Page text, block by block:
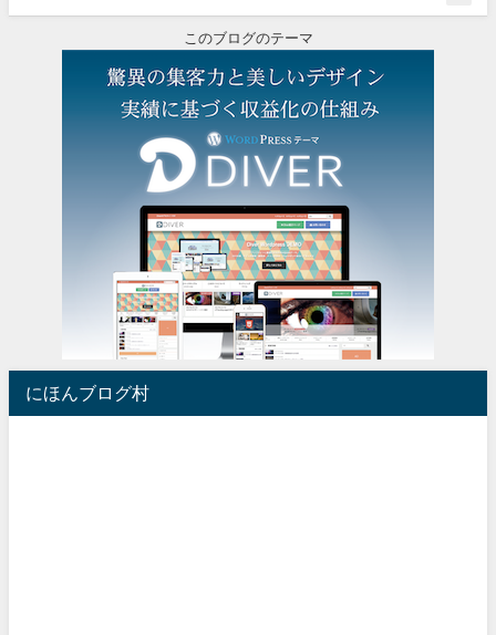
このブログのテーマ
にほんブログ村